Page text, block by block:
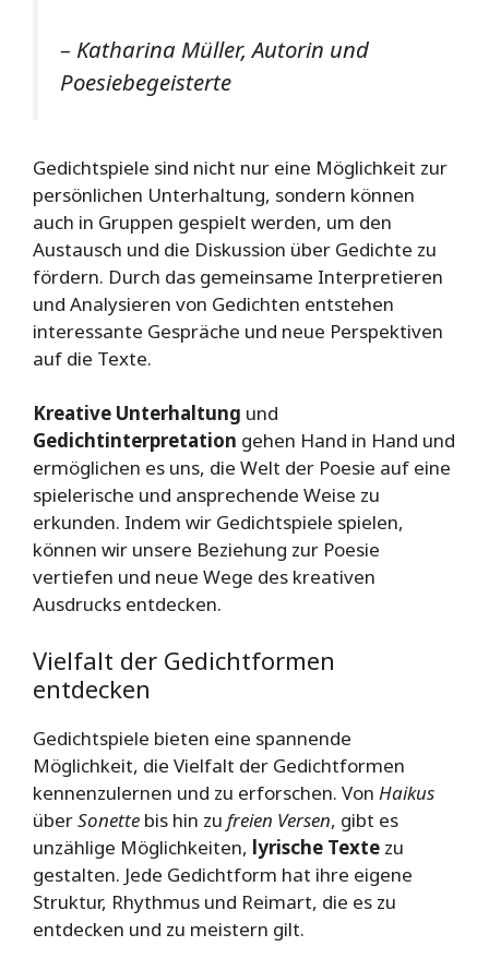
– Katharina Müller, Autorin und
Poesiebegeisterte
Gedichtspiele sind nicht nur eine Möglichkeit zur
persönlichen Unterhaltung, sondern können
auch in Gruppen gespielt werden, um den
Austausch und die Diskussion über Gedichte zu
fördern. Durch das gemeinsame Interpretieren
und Analysieren von Gedichten entstehen
interessante Gespräche und neue Perspektiven
auf die Texte.
Kreative Unterhaltung und
Gedichtinterpretation gehen Hand in Hand und
ermöglichen es uns, die Welt der Poesie auf eine
spielerische und ansprechende Weise zu
erkunden. Indem wir Gedichtspiele spielen,
können wir unsere Beziehung zur Poesie
vertiefen und neue Wege des kreativen
Ausdrucks entdecken.
Vielfalt der Gedichtformen
entdecken
Gedichtspiele bieten eine spannende
Möglichkeit, die Vielfalt der Gedichtformen
kennenzulernen und zu erforschen. Von Haikus
überSonette bis hin zu freien Versen, gibt es
unzählige Möglichkeiten, lyrische Texte zu
gestalten. Jede Gedichtform hat ihre eigene
Struktur, Rhythmus und Reimart, die es zu
entdecken und zu meistern gilt.